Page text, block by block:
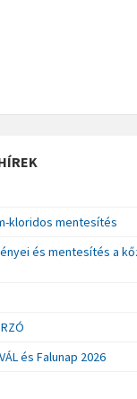
kloridos mentesítés
és mentesítés a
és Falunap 2026